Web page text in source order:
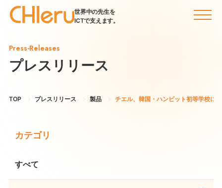
世界中の先生を
ICTで支えます。
Press-Releases
プレスリリース
TOP プレスリリース 製品 チエル、韓国・ハンビット初等学校
カテゴリ
すべて